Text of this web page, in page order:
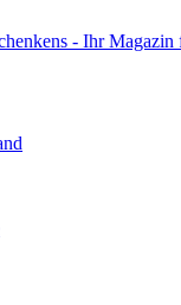
- Ihr